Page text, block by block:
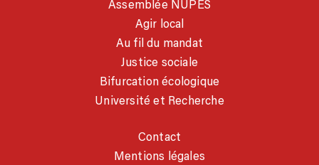
Assemblée NUPES
Agir local
Au fil du mandat
Justice sociale
Bifurcation écologique
Université et Recherche
Contact
Mentions légales